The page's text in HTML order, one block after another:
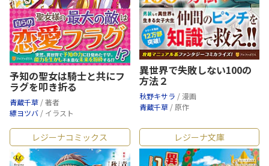
予知の聖女は騎士と共にフ
ラグを叩き折る
青蔵千草 / 著者
縹ヨツバ / イラスト
異世界で失敗しない100の
方法２
秋野キサラ / 漫画
青蔵千草 / 原作
レジーナコミックス レジーナ文庫